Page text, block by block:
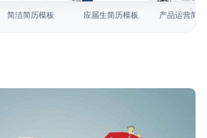
简洁简历模板 应届生简历模板 产品运营简